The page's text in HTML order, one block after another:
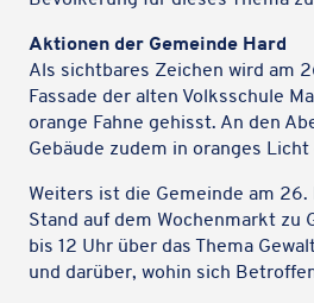
Aktio­nen der Gemeinde Hard
Als sicht­ba­res Zeichen wird am
Fassade der alten Volks­schule
orange Fahne gehisst. An den
Gebäude zudem in oranges
Weiters ist die Gemeinde am
Stand auf dem Wochen­markt zu
bis 12 Uhr über das Thema
und darüber, wohin sich